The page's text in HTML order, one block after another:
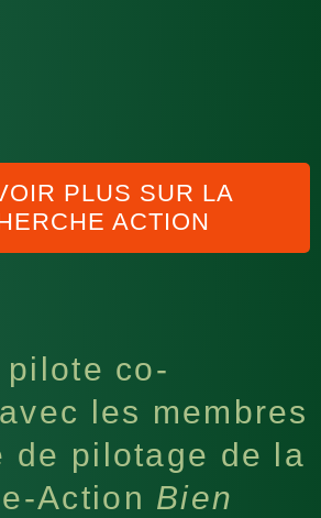
PLUS SUR LA
ACTION
co-
les membres
de pilotage de la
Action Bien